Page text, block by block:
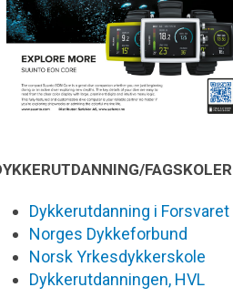
FAGSKOLER
Dykkerutdanning i Forsvaret
Norges Dykkeforbund
Norsk Yrkesdykkerskole
Dykkerutdanningen, HVL